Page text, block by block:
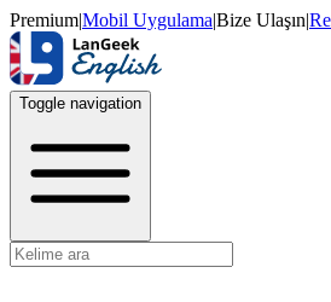
Premium|Mobil Uygulama|Bize Ulaşın|
Toggle navigation